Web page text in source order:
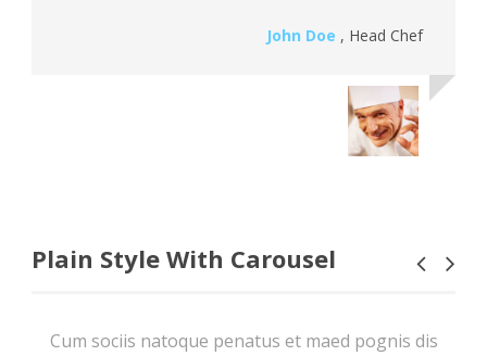
John Doe , Head Chef
Plain Style With Carousel
Cum sociis natoque penatus et maed pognis dis